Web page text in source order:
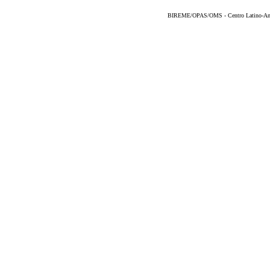
BIREME/OPAS/OMS - Centro Latino-